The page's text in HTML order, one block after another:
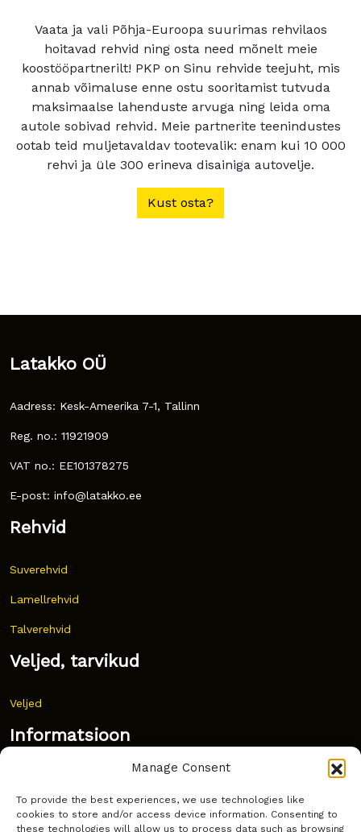
Manage Consent
To provide the best experiences, we use technologies like
cookies to store and/or access device information. Consenting to
these technologies will allow us to process data such as browsing
Vaata ja vali Põhja-Euroopa suurimas rehvilaos
hoitavad rehvid ning osta need mõnelt meie
koostööpartnerilt! PKP on Sinu rehvide teejuht, mis
annab võimaluse enne ostu sooritamist tutvuda
maksimaalse lahenduste arvuga ning leida oma
autole sobivad rehvid. Meie partnerite teenindustes
ootab teid muljetavaldav tootevalik: enam kui 10 000
rehvi ja üle 300 erineva disainiga autovelje.
Kust osta?
Latakko OÜ
Aadress: Kesk-Ameerika 7-1, Tallinn
Reg. no.: 11921909
VAT no.: EE101378275
E-post: info@latakko.ee
Rehvid
Suverehvid
Lamellrehvid
Talverehvid
Veljed, tarvikud
Veljed
Informatsioon
Korduma kippuvad küsimused